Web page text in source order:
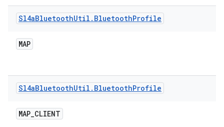
Sl4aBluetoothUtil . BluetoothProfile
MAP
Sl4aBluetoothUtil . BluetoothProfile
MAP_CLIENT